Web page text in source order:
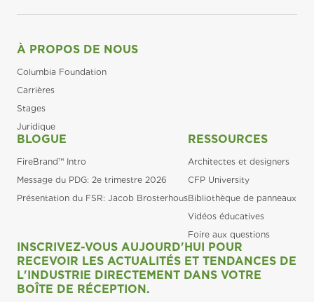
À PROPOS DE NOUS
Columbia Foundation
Carrières
Stages
Juridique
BLOGUE
FireBrand™ Intro
Message du PDG: 2e trimestre 2026
Présentation du FSR: Jacob Brosterhous
RESSOURCES
Architectes et designers
CFP University
Bibliothèque de panneaux
Vidéos éducatives
Foire aux questions
INSCRIVEZ-VOUS AUJOURD'HUI POUR
RECEVOIR LES ACTUALITÉS ET TENDANCES DE
L'INDUSTRIE DIRECTEMENT DANS VOTRE
BOÎTE DE RÉCEPTION.